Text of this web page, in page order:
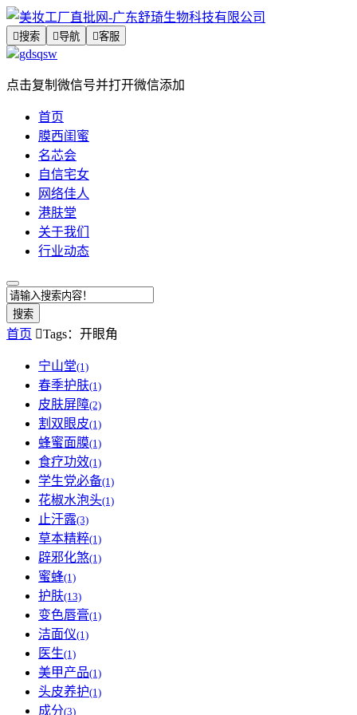
搜索 导航 客服
gdsqsw
点击复制微信号并打开微信添加
首页
膜西闺蜜
名芯会
自信宅女
网络佳人
港肤堂
关于我们
行业动态
搜索
首页 Tags：开眼角
宁山堂(1)
春季护肤(1)
皮肤屏障(2)
割双眼皮(1)
蜂蜜面膜(1)
食疗功效(1)
学生党必备(1)
花椒水泡头(1)
止汗露(3)
草本精粹(1)
辟邪化煞(1)
蜜蜂(1)
护肤(13)
变色唇膏(1)
洁面仪(1)
医生(1)
美甲产品(1)
头皮养护(1)
成分(3)